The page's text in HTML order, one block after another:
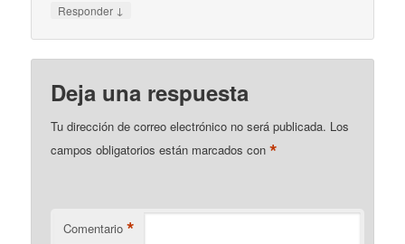
Responder ↓
Deja una respuesta
Tu dirección de correo electrónico no será publicada. Los
campos obligatorios están marcados con*
Comentario *